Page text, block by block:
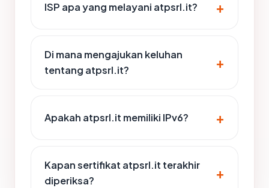
ISP apa yang melayani atpsrl.it?
Di mana mengajukan keluhan
tentang atpsrl.it?
Apakah atpsrl.it memiliki IPv6?
Kapan sertifikat atpsrl.it terakhir
diperiksa?